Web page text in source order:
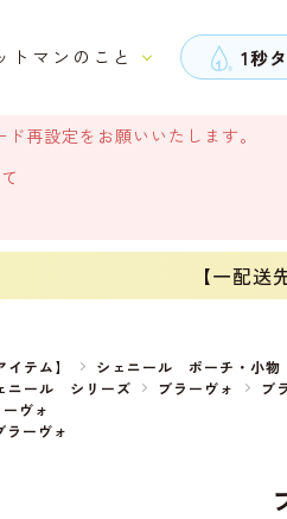
トマンのこと 1秒
再設定をお願いいたします。
【一配送
イテム】 シェニール ポーチ・小物
ニール シリーズ ブラーヴォ
ブ
ヴォ
ラーヴォ